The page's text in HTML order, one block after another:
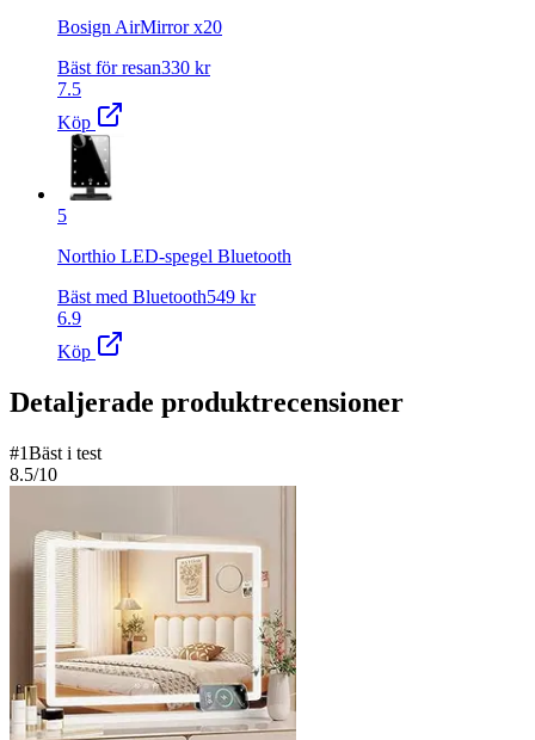
Bosign AirMirror x20
Bäst för resan330 kr
7.5
Köp
5
Northio LED-spegel Bluetooth
Bäst med Bluetooth549 kr
6.9
Köp
Detaljerade produktrecensioner
#1Bäst i test
8.5/10